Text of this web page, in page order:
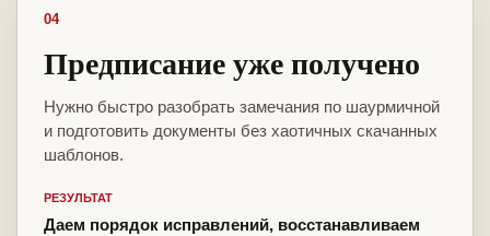
04
Предписание уже получено
Нужно быстро разобрать замечания по шаурмичной
и подготовить документы без хаотичных скачанных
шаблонов.
РЕЗУЛЬТАТ
Даем порядок исправлений, восстанавливаем